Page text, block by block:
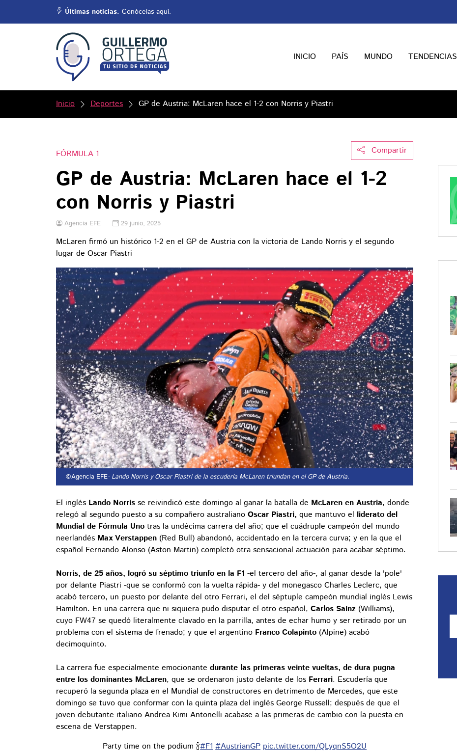
Últimas noticias. Conócelas aquí.
INICIO PAÍS MUNDO TENDENCIAS
Inicio Deportes GP de Austria: McLaren hace el 1-2 con Norris y Piastri
Compartir
FÓRMULA 1
GP de Austria: McLaren hace el 1-2
con Norris y Piastri
Agencia EFE 29 junio, 2025
McLaren firmó un histórico 1-2 en el GP de Austria con la victoria de Lando Norris y el segundo
lugar de Oscar Piastri
©Agencia EFE- Lando Norris y Oscar Piastri de la escudería McLaren triundan en el GP de Austria.
El inglés Lando Norris se reivindicó este domingo al ganar la batalla de McLaren en Austria, donde
relegó al segundo puesto a su compañero australiano Oscar Piastri, que mantuvo el liderato del
Mundial de Fórmula Uno tras la undécima carrera del año; que el cuádruple campeón del mundo
neerlandés Max Verstappen (Red Bull) abandonó, accidentado en la tercera curva; y en la que el
español Fernando Alonso (Aston Martin) completó otra sensacional actuación para acabar séptimo.
Norris, de 25 años, logró su séptimo triunfo en la F1 -el tercero del año-, al ganar desde la 'pole'
por delante Piastri -que se conformó con la vuelta rápida- y del monegasco Charles Leclerc, que
acabó tercero, un puesto por delante del otro Ferrari, el del séptuple campeón mundial inglés Lewis
Hamilton. En una carrera que ni siquiera pudo disputar el otro español, Carlos Sainz (Williams),
cuyo FW47 se quedó literalmente clavado en la parrilla, antes de echar humo y ser retirado por un
problema con el sistema de frenado; y que el argentino Franco Colapinto (Alpine) acabó
decimoquinto.
La carrera fue especialmente emocionante durante las primeras veinte vueltas, de dura pugna
entre los dominantes McLaren, que se ordenaron justo delante de los Ferrari. Escudería que
recuperó la segunda plaza en el Mundial de constructores en detrimento de Mercedes, que este
domingo se tuvo que conformar con la quinta plaza del inglés George Russell; después de que el
joven debutante italiano Andrea Kimi Antonelli acabase a las primeras de cambio con la puesta en
escena de Verstappen.
Party time on the podium 🍾#F1 #AustrianGP pic.twitter.com/QLyqnS5O2U